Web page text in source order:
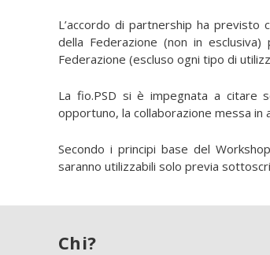
L’accordo di partnership ha previsto
della Federazione (non in
Federazione (escluso ogni tipo di
La fio.PSD si è impegnata a citare
opportuno, la collaborazione messa
Secondo i principi base del
saranno utilizzabili solo previa
Chi?